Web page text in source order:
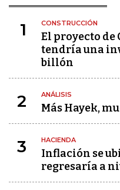
1 CONSTRUCCIÓN
El proyecto de
tendría una
billón
2 ANÁLISIS
Más Hayek,
3 HACIENDA
Inflación se
regresaría a